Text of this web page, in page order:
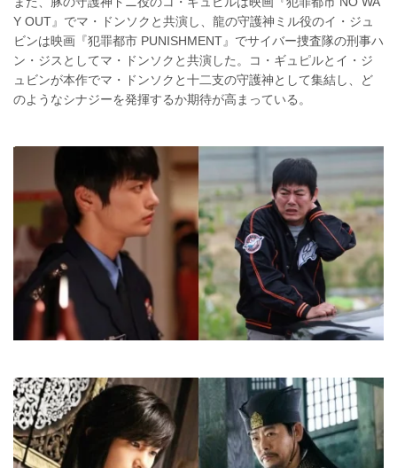
Y OUT』でマ・ドンソクと共演し、龍の守護神ミル役のイ・ジュ
ビンは映画『犯罪都市 PUNISHMENT』でサイバー捜査隊の刑事ハ
ン・ジスとしてマ・ドンソクと共演した。コ・ギュピルとイ・ジ
ュビンが本作でマ・ドンソクと十二支の守護神として集結し、ど
のようなシナジーを発揮するか期待が高まっている。